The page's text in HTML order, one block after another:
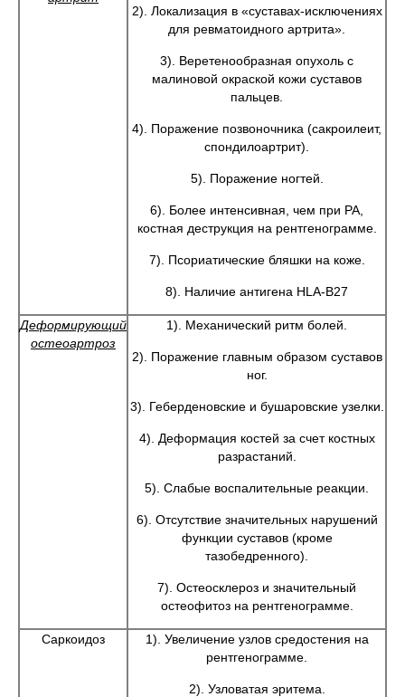
2). Локализация в «суставах-исключениях
для ревматоидного артрита».
3). Веретенообразная опухоль с
малиновой окраской кожи суставов
пальцев.
4). Поражение позвоночника (сакроилеит,
спондилоартрит).
5). Поражение ногтей.
6). Более интенсивная, чем при РА,
костная деструкция на рентгенограмме.
7). Псориатические бляшки на коже.
8). Наличие антигена HLA-B27
Деформирующий
остеоартроз
1). Механический ритм болей.
2). Поражение главным образом суставов
ног.
3). Геберденовские и бушаровские узелки.
4). Деформация костей за счет костных
разрастаний.
5). Слабые воспалительные реакции.
6). Отсутствие значительных нарушений
функции суставов (кроме
тазобедренного).
7). Остеосклероз и значительный
остеофитоз на рентгенограмме.
Саркоидоз
1). Увеличение узлов средостения на
рентгенограмме.
2). Узловатая эритема.